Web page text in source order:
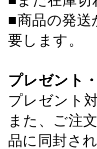
■商品の発送
要します。
プレゼント
プレゼント
また、ご注
品に同封され